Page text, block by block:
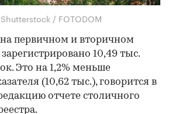
/ FOTODOM
первичном и вторичном
10,49 тыс.
Это на 1,2% меньше
(10,62 тыс.), говорится в
отчете столичного